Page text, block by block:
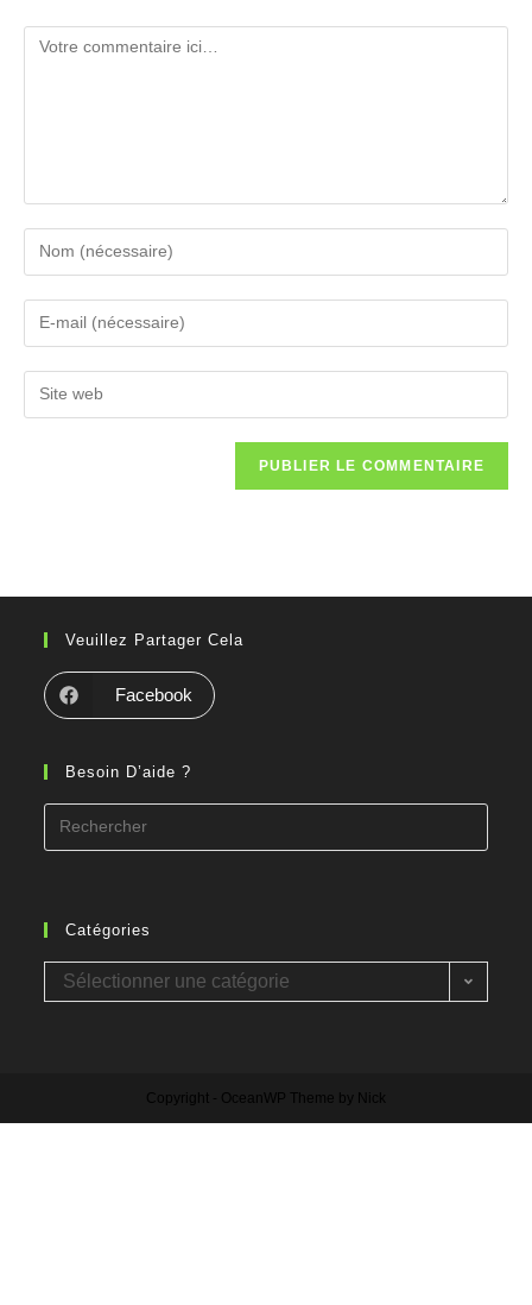
Veuillez Partager Cela
Facebook
Besoin D’aide ?
Catégories
Sélectionner une catégorie
Copyright - OceanWP Theme by Nick